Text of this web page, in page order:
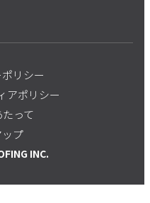
リシー
アポリシー
って
プ
INC.